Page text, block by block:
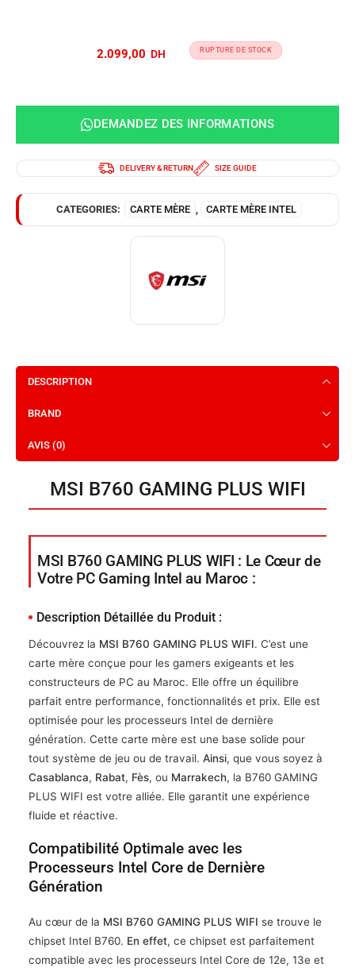
RUPTURE DE STOCK
DEMANDEZ DES INFORMATIONS
DELIVERY & RETURN SIZE GUIDE
CATEGORIES: CARTE MÈRE CARTE MÈRE INTEL
DESCRIPTION
BRAND
AVIS (0)
MSI B760 GAMING PLUS WIFI
MSI B760 GAMING PLUS WIFI : Le Cœur de
Votre PC Gaming Intel au Maroc :
Description Détaillée du Produit :
Découvrez la MSI B760 GAMING PLUS WIFI. C’est une
carte mère conçue pour les gamers exigeants et les
constructeurs de PC au Maroc. Elle offre un équilibre
parfait entre performance, fonctionnalités et prix. Elle est
optimisée pour les processeurs Intel de dernière
génération. Cette carte mère est une base solide pour
tout système de jeu ou de travail. Ainsi, que vous soyez à
Casablanca, Rabat, Fès, ou Marrakech, la B760 GAMING
PLUS WIFI est votre alliée. Elle garantit une expérience
fluide et réactive.
Compatibilité Optimale avec les
Processeurs Intel Core de Dernière
Génération
Au cœur de la MSI B760 GAMING PLUS WIFI se trouve le
chipset Intel B760. En effet, ce chipset est parfaitement
compatible avec les processeurs Intel Core de 12e, 13e et